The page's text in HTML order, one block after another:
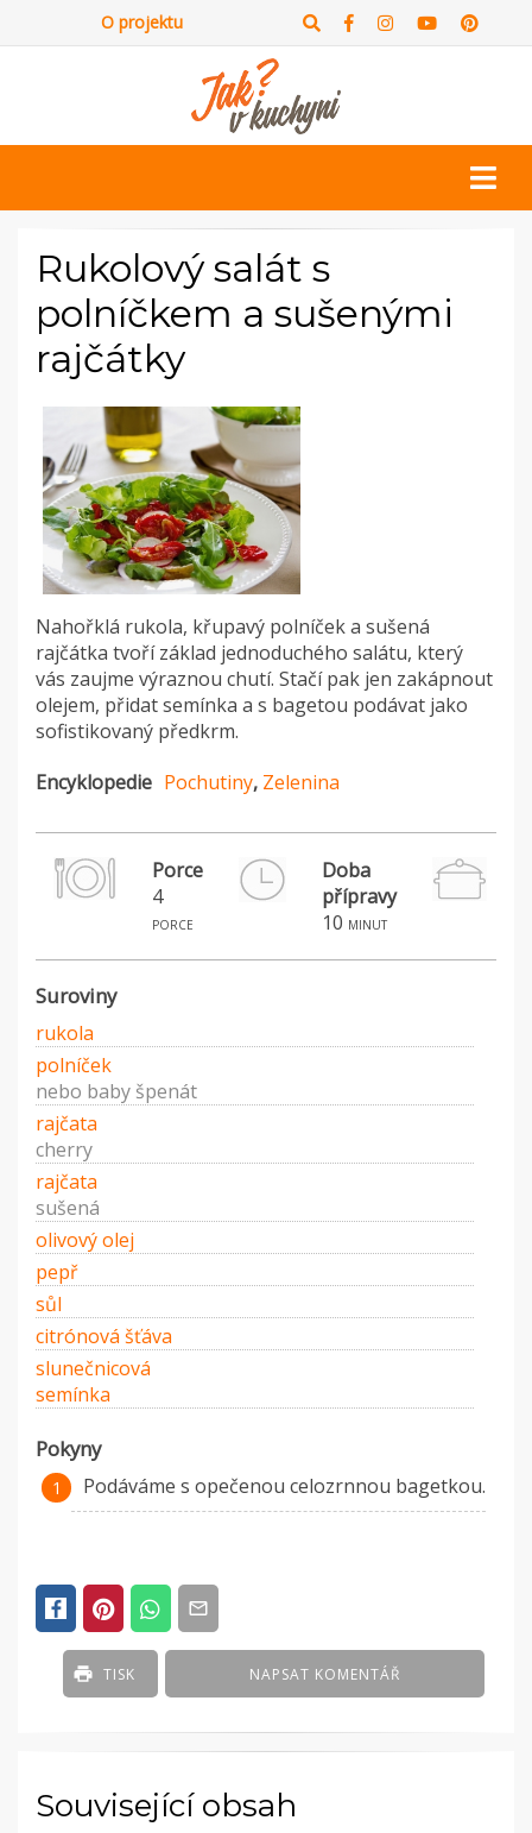
O projektu
Rukolový salát s
polníčkem a sušenými
rajčátky
Nahořklá rukola, křupavý polníček a sušená
rajčátka tvoří základ jednoduchého salátu, který
vás zaujme výraznou chutí. Stačí pak jen zakápnout
olejem, přidat semínka a s bagetou podávat jako
sofistikovaný předkrm.
Encyklopedie Pochutiny, Zelenina
Porce
4
porce
Doba
přípravy
10 minut
Suroviny
rukola
polníček
nebo baby špenát
rajčata
cherry
rajčata
sušená
olivový olej
pepř
sůl
citrónová šťáva
slunečnicová
semínka
Pokyny
Podáváme s opečenou celozrnnou bagetkou.
NAPSAT KOMENTÁŘ
TISK
Související obsah